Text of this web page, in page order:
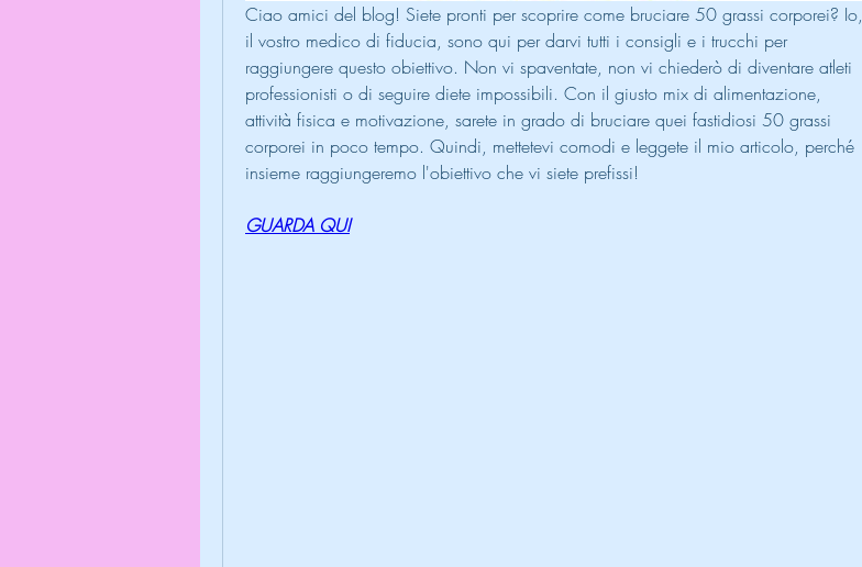
Ciao amici del blog! Siete pronti per scoprire come bruciare 50 grassi corporei? Io,
il vostro medico di fiducia, sono qui per darvi tutti i consigli e i trucchi per
raggiungere questo obiettivo. Non vi spaventate, non vi chiederò di diventare atleti
professionisti o di seguire diete impossibili. Con il giusto mix di alimentazione,
attività fisica e motivazione, sarete in grado di bruciare quei fastidiosi 50 grassi
corporei in poco tempo. Quindi, mettetevi comodi e leggete il mio articolo, perché
insieme raggiungeremo l'obiettivo che vi siete prefissi!
GUARDA QUI